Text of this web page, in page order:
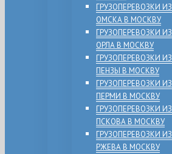
ГРУЗОПЕРЕВОЗКИ ИЗ
ОМСКА В МОСКВУ
ГРУЗОПЕРЕВОЗКИ ИЗ
ОРЛА В МОСКВУ
ГРУЗОПЕРЕВОЗКИ ИЗ
ПЕНЗЫ В МОСКВУ
ГРУЗОПЕРЕВОЗКИ ИЗ
ПЕРМИ В МОСКВУ
ГРУЗОПЕРЕВОЗКИ ИЗ
ПСКОВА В МОСКВУ
ГРУЗОПЕРЕВОЗКИ ИЗ
РЖЕВА В МОСКВУ